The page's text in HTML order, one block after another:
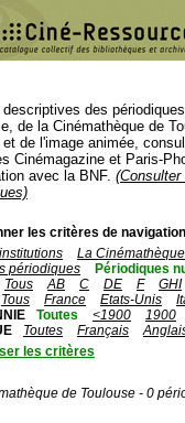
descriptives des
de la Cinémathèque de
et de l'image animée,
Cinémagazine et Paris-
avec la BNF.
les critères de
La
périodiques
Périodiques
Tous AB C DE F
GHI
Tous France Etats-Unis
Toutes <1900
1900
Toutes Français
les critères
de Toulouse - 0